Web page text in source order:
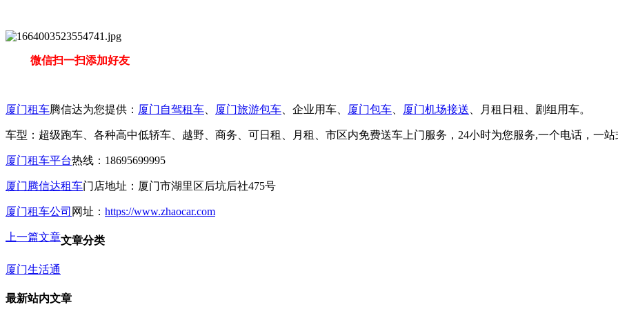
微信扫一扫添加好友
厦门租车腾信达为您提供： 厦门自驾租车 厦门旅游包车 、企业用车、 厦门包车 厦门机场接送 、月租日租、剧组用车。
车型：超级跑车、各种高中低轿车、越野、商务、可日租、月租、市区内免费送车上门服务，24小时为您服务,一个电话，一站
厦门租车平台热线：18695699995
厦门腾信达租车门店地址：厦门市湖里区后坑后社475号
厦门租车公司 网址： https://www.zhaocar.com
上一篇文章文章分类
厦门生活通
最新站内文章